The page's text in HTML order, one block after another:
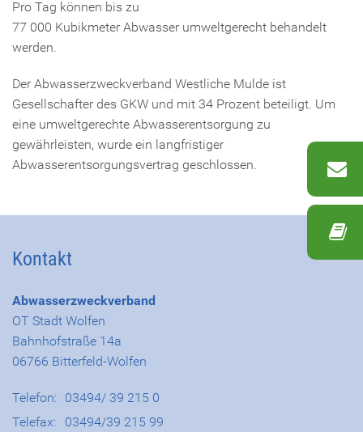
Pro Tag können bis zu
77 000 Kubikmeter Abwasser umweltgerecht behandelt
werden.
Der Abwasserzweckverband Westliche Mulde ist
Gesellschafter des GKW und mit 34 Prozent beteiligt. Um
eine umweltgerechte Abwasserentsorgung zu
gewährleisten, wurde ein langfristiger
Abwasserentsorgungsvertrag geschlossen.
Kontakt
Abwasserzweckverband
OT Stadt Wolfen
Bahnhofstraße 14a
06766 Bitterfeld-Wolfen
Telefon: 03494/ 39 215 0
Telefax:
03494/39 215 99